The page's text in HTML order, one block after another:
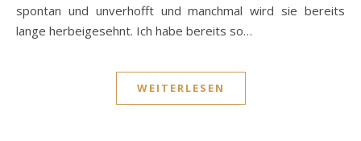
spontan und unverhofft und manchmal wird sie bereits
lange herbeigesehnt. Ich habe bereits so…
WEITERLESEN